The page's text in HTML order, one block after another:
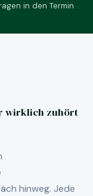
in den Termin
wirklich zuhört
hinweg. Jede